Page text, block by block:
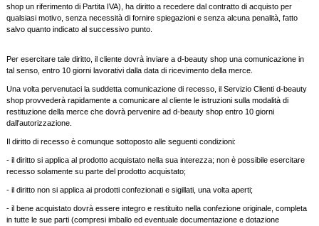
shop un riferimento di Partita IVA), ha diritto a recedere dal contratto di acquisto per
qualsiasi motivo, senza necessità di fornire spiegazioni e senza alcuna penalità, fatto
salvo quanto indicato al successivo punto.
Per esercitare tale diritto, il cliente dovrà inviare a d-beauty shop una comunicazione in
tal senso, entro 10 giorni lavorativi dalla data di ricevimento della merce.
Una volta pervenutaci la suddetta comunicazione di recesso, il Servizio Clienti d-beauty
shop provvederà rapidamente a comunicare al cliente le istruzioni sulla modalità di
restituzione della merce che dovrà pervenire ad d-beauty shop entro 10 giorni
dall'autorizzazione.
Il diritto di recesso è comunque sottoposto alle seguenti condizioni:
- il diritto si applica al prodotto acquistato nella sua interezza; non è possibile esercitare
recesso solamente su parte del prodotto acquistato;
- il diritto non si applica ai prodotti confezionati e sigillati, una volta aperti;
- il bene acquistato dovrà essere integro e restituito nella confezione originale, completa
in tutte le sue parti (compresi imballo ed eventuale documentazione e dotazione